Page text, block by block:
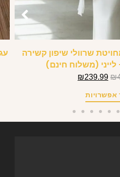
שרוולי שיפון קשירה
(משלוח חינם)
₪
₪239.99